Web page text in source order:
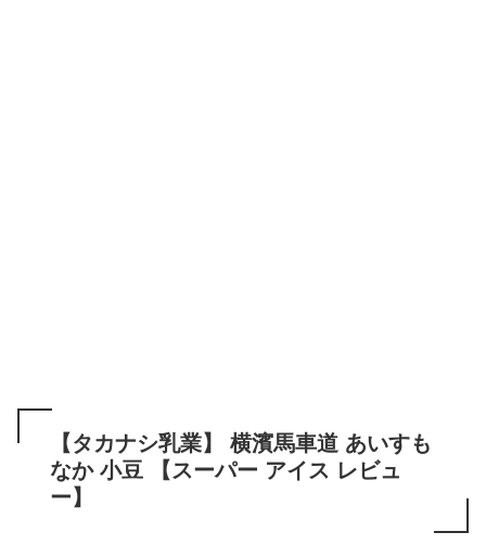
【タカナシ乳業】 横濱馬車道 あいすも
なか 小豆 【スーパー アイス レビュ
ー】